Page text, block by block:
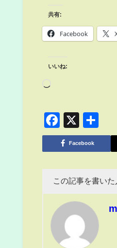
共有:
Facebook
いいね:
X
有
Facebook
この記事を書いた